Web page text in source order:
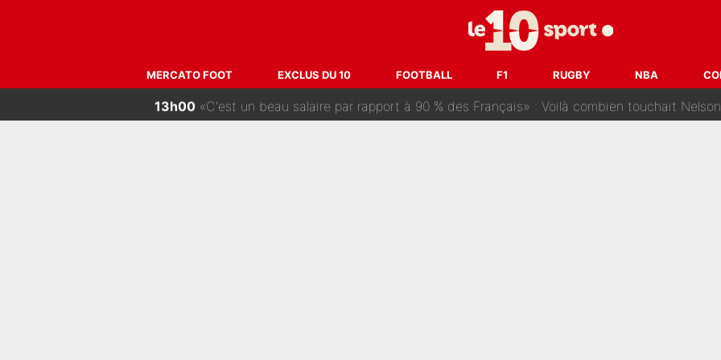
MERCATO FOOT EXCLUS DU 10 FOOTBALL F1 RUGBY NBA
Climat toxique et affaire de harcèlement à l’OM : Le départ qui soulage le vestiaire de